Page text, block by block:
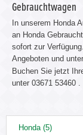
Angebote
Service & Zubehör
Gebrauchtwagen
In unserem Honda
an Honda
sofort zur
Angeboten und
Buchen Sie jetzt
unter 03671 53460 .
Honda (5)